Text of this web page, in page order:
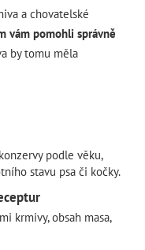
a chovatelské
vám pomohli správně
by tomu měla
podle věku,
stavu psa či kočky.
krmivy, obsah masa,